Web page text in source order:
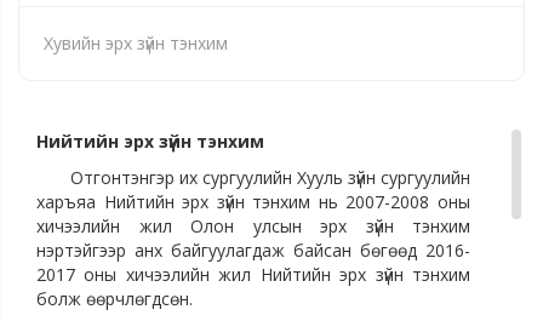
Хувийн эрх зүйн тэнхим
Нийтийн эрх зүйн тэнхим
Отгонтэнгэр их сургуулийн Хууль зүйн сургуулийн
харъяа Нийтийн эрх зүйн тэнхим нь 2007-2008 оны
хичээлийн жил Олон улсын эрх зүйн тэнхим
нэртэйгээр анх байгуулагдаж байсан бөгөөд 2016-
2017 оны хичээлийн жил Нийтийн эрх зүйн тэнхим
болж өөрчлөгдсөн.